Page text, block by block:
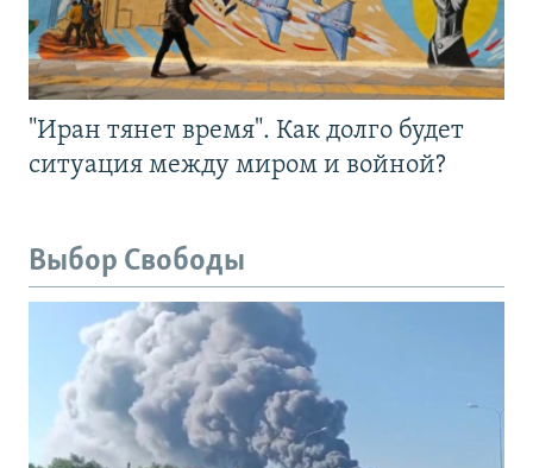
"Иран тянет время". Как долго будет
ситуация между миром и войной?
Выбор Свободы